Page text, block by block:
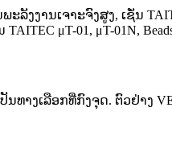
ງານເຈາະຈົງສູງ, ເຊັ່ນ
μT-01, μT-01N, Beads
ທາງເລືອກທີ່ກົງຈຸດ. ຕົວຢ່າງ